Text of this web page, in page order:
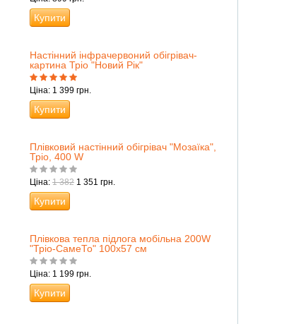
Купити
Настінний інфрачервоний обігрівач-
картина Тріо "Новий Рік"
Ціна: 1 399 грн.
Купити
Плівковий настінний обігрівач "Мозаїка",
Тріо, 400 W
Ціна: 1 382 1 351 грн.
Купити
Плівкова тепла підлога мобільна 200W
"Тріо-СамеТо" 100х57 см
Ціна: 1 199 грн.
Купити